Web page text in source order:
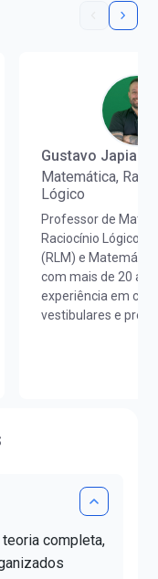
Gustavo
Matemática,
Lógico
Professor de
Raciocínio Lógico
(RLM) e
com mais de 20
experiência em
vestibulares e
estudantes a
da aprovação!
completa,